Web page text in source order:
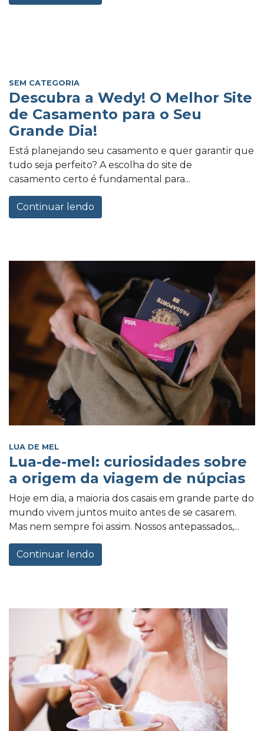
SEM CATEGORIA
Descubra a Wedy! O Melhor Site
de Casamento para o Seu
Grande Dia!
Está planejando seu casamento e quer garantir que
tudo seja perfeito? A escolha do site de
casamento certo é fundamental para...
Continuar lendo
LUA DE MEL
Lua-de-mel: curiosidades sobre
a origem da viagem de núpcias
Hoje em dia, a maioria dos casais em grande parte do
mundo vivem juntos muito antes de se casarem.
Mas nem sempre foi assim. Nossos antepassados,...
Continuar lendo